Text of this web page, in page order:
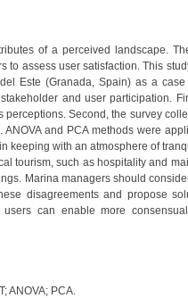
of a perceived landscape.
to assess user satisfaction. This
Este (Granada, Spain) as a
and user participation.
Second, the survey
and PCA methods were
keeping with an atmosphere of
tourism, such as hospitality and
Marina managers should
disagreements and propose
can enable more
ANOVA; PCA.